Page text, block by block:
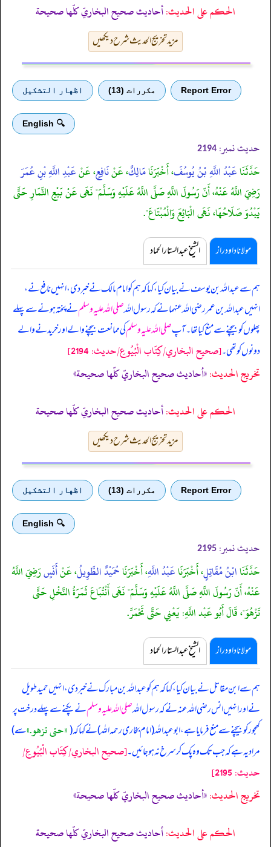
الحكم على الحديث:أحاديث صحيح البخاريّ كلّها صحيحة
مزید تخریج الحدیث شرح دیکھیں
Report Error مكررات (13) اظهار التشكيل
🔍 English
حدیث نمبر: 2194
حَدَّثَنَاعَبْدُ اللَّهِ بْنُ يُوسُفَ، أَخْبَرَنَامَالِكٌ، عَنْنَافِعٍ، عَنْعَبْدِ اللَّهِ بْنِ عُمَرَ
رَضِيَ اللَّهُ عَنْهُ، أَنّ رَسُولَ اللَّهِ صَلَّى اللَّهُ عَلَيْهِ وَسَلَّمَ" نَهَى عَنْ بَيْعِ الثِّمَارِ حَتَّى
يَبْدُوَ صَلَاحُهَا، نَهَى الْبَائِعَ وَالْمُبْتَاعَ".
مولانا داود راز الشیخ عبدالستار الحماد
ہم سے عبداللہ بن یوسف نے بیان کیا، کہا کہ ہم کو امام مالک نے خبر دی، انہیں نافع نے،
انہیں عبداللہ بن عمر رضی اللہ عنہما نے کہرسول اللہصلی اللہ علیہ وسلمنے پختہ ہونے سے پہلے
پھلوں کو بیچنے سے منع کیا تھا۔ آپصلی اللہ علیہ وسلمکی ممانعت بیچنے والے اور خریدنے والے
دونوں کو تھی۔[صحيح البخاري/كِتَاب الْبُيُوعِ/حدیث: 2194]
تخریج الحدیث:«أحاديث صحيح البخاريّ كلّها صحيحة»
الحكم على الحديث:أحاديث صحيح البخاريّ كلّها صحيحة
مزید تخریج الحدیث شرح دیکھیں
Report Error مكررات (13) اظهار التشكيل
🔍 English
حدیث نمبر: 2195
حَدَّثَنَاابْنُ مُقَاتِلٍ، أَخْبَرَنَاعَبْدُ اللَّهِ، أَخْبَرَنَاحُمَيْدٌ الطَّوِيلُ، عَنْأَنَسٍرَضِيَ اللَّهُ
عَنْهُ، أَنّ رَسُولَ اللَّهِ صَلَّى اللَّهُ عَلَيْهِ وَسَلَّمَ" نَهَى أَنْتُبَاعَ ثَمَرَةُ النَّخْلِ حَتَّى
تَزْهُوَ"، قَالَ أَبُو عَبْد اللَّهِ: يَعْنِي حَتَّى تَحْمَرَّ.
مولانا داود راز الشیخ عبدالستار الحماد
ہم سے ابن مقاتل نے بیان کیا، کہا کہ ہم کو عبداللہ بن مبارک نے خبر دی، انہیں حمید طویل
نے اور انہیں انس رضی اللہ عنہ نے کہرسول اللہصلی اللہ علیہ وسلمنے پکنے سے پہلے درخت پر
کھجور کو بیچنے سے منع فرمایا ہے، ابوعبداللہ (امام بخاری رحمہ اللہ) نے کہا کہ («حتى تزهو‏.‏»سے)
مراد یہ ہے کہ جب تک وہ پک کر سرخ نہ ہو جائیں۔[صحيح البخاري/كِتَاب الْبُيُوعِ/
حدیث: 2195]
تخریج الحدیث:«أحاديث صحيح البخاريّ كلّها صحيحة»
الحكم على الحديث:أحاديث صحيح البخاريّ كلّها صحيحة